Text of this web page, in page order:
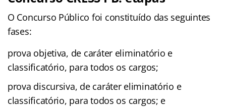
O Concurso Público foi constituído das seguintes
fases:
prova objetiva, de caráter eliminatório e
classificatório, para todos os cargos;
prova discursiva, de caráter eliminatório e
classificatório, para todos os cargos; e